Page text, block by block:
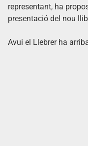
representant, ha
presentació del nou
Avui el Llebrer ha